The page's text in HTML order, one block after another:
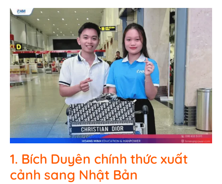
1. Bích Duyên chính thức xuất
cảnh sang Nhật Bản